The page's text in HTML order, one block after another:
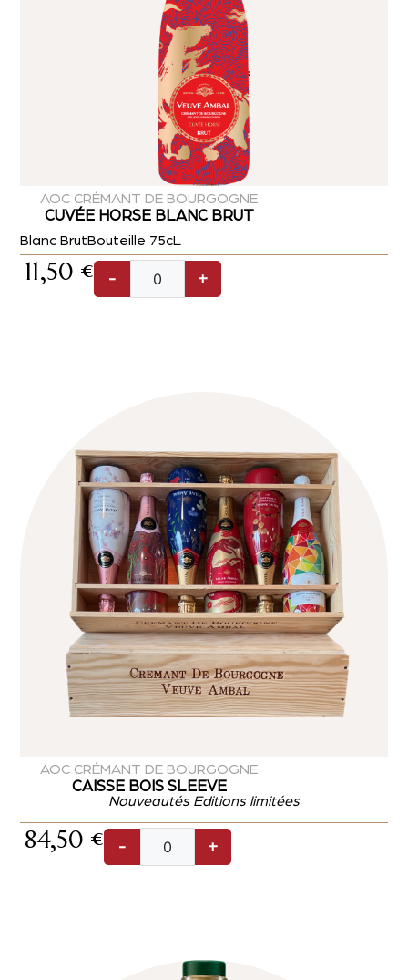
AOC CRÉMANT DE BOURGOGNE
CUVÉE HORSE BLANC BRUT
Blanc BrutBouteille 75cL
11,50 € - +
AOC CRÉMANT DE BOURGOGNE
CAISSE BOIS SLEEVE
Nouveautés Editions limitées
84,50 € - +